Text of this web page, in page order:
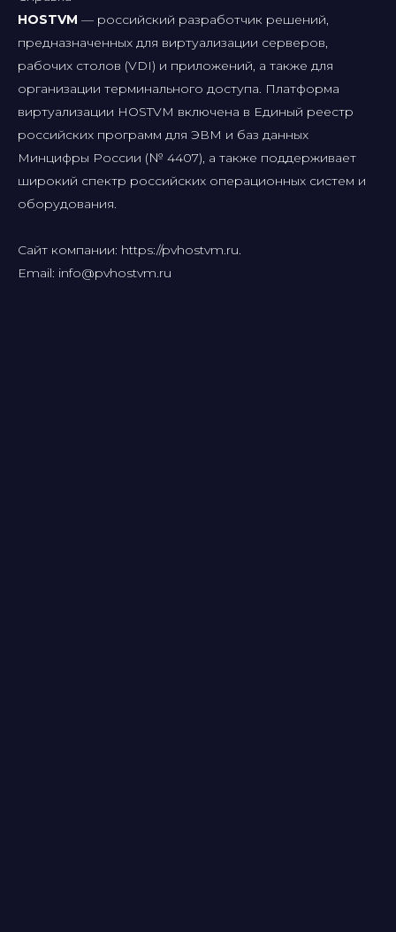
HOSTVM — российский разработчик решений,
предназначенных для виртуализации серверов,
рабочих столов (VDI) и приложений, а также для
организации терминального доступа. Платформа
виртуализации HOSTVM включена в Единый реестр
российских программ для ЭВМ и баз данных
Минцифры России (№ 4407), а также поддерживает
широкий спектр российских операционных систем и
оборудования.
Сайт компании: https://pvhostvm.ru.
Email: info@pvhostvm.ru